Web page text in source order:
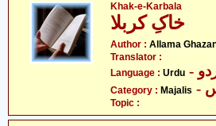
Khak-e-Karbala
خاکِ کربلا
Author : Allama
Translator :
Language : Urdu
Category : Majalis
Topic :